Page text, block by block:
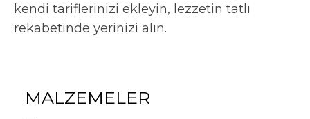
kendi tariflerinizi ekleyin, lezzetin tatlı
rekabetinde yerinizi alın.
MALZEMELER